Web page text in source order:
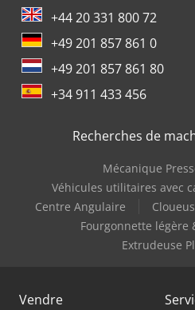
+44 20 331 800 72
+49 201 857 861 0
+49 201 857 861 80
+34 911 433 456
Recherches de
Mécanique
Véhicules utilitaires avec
Centre Angulaire
Fourgonnette
Extrudeuse
Vendre